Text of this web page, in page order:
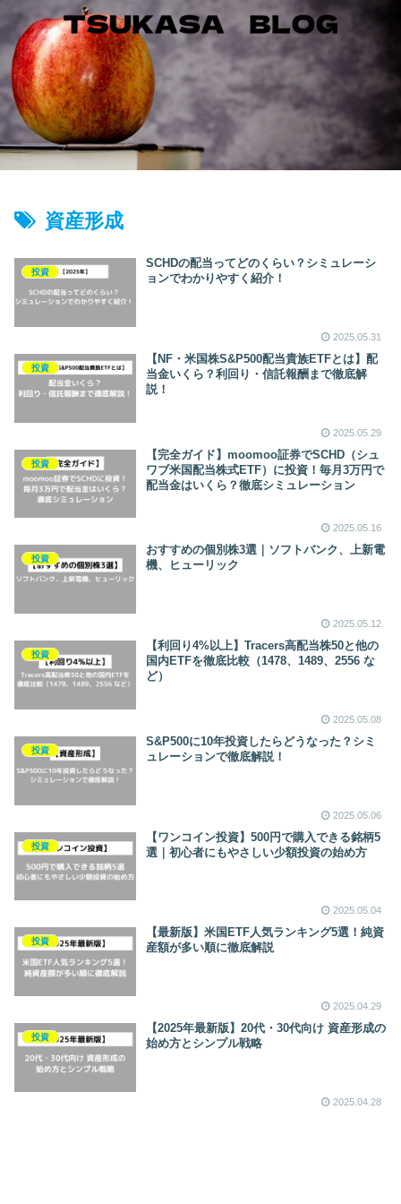
資産形成
投資
SCHDの配当ってどのくらい？シミュレーシ
ョンでわかりやすく紹介！
2025.05.31
投資
【NF・米国株S&P500配当貴族ETFとは】配
当金いくら？利回り・信託報酬まで徹底解
説！
2025.05.29
投資
【完全ガイド】moomoo証券でSCHD（シュ
ワブ米国配当株式ETF）に投資！毎月3万円で
配当金はいくら？徹底シミュレーション
2025.05.16
投資
おすすめの個別株3選｜ソフトバンク、上新電
機、ヒューリック
2025.05.12
投資
【利回り4%以上】Tracers高配当株50と他の
国内ETFを徹底比較（1478、1489、2556 な
ど）
2025.05.08
投資
S&P500に10年投資したらどうなった？シミ
ュレーションで徹底解説！
2025.05.06
投資
【ワンコイン投資】500円で購入できる銘柄5
選｜初心者にもやさしい少額投資の始め方
2025.05.04
投資
【最新版】米国ETF人気ランキング5選！純資
産額が多い順に徹底解説
2025.04.29
投資
【2025年最新版】20代・30代向け 資産形成の
始め方とシンプル戦略
2025.04.28